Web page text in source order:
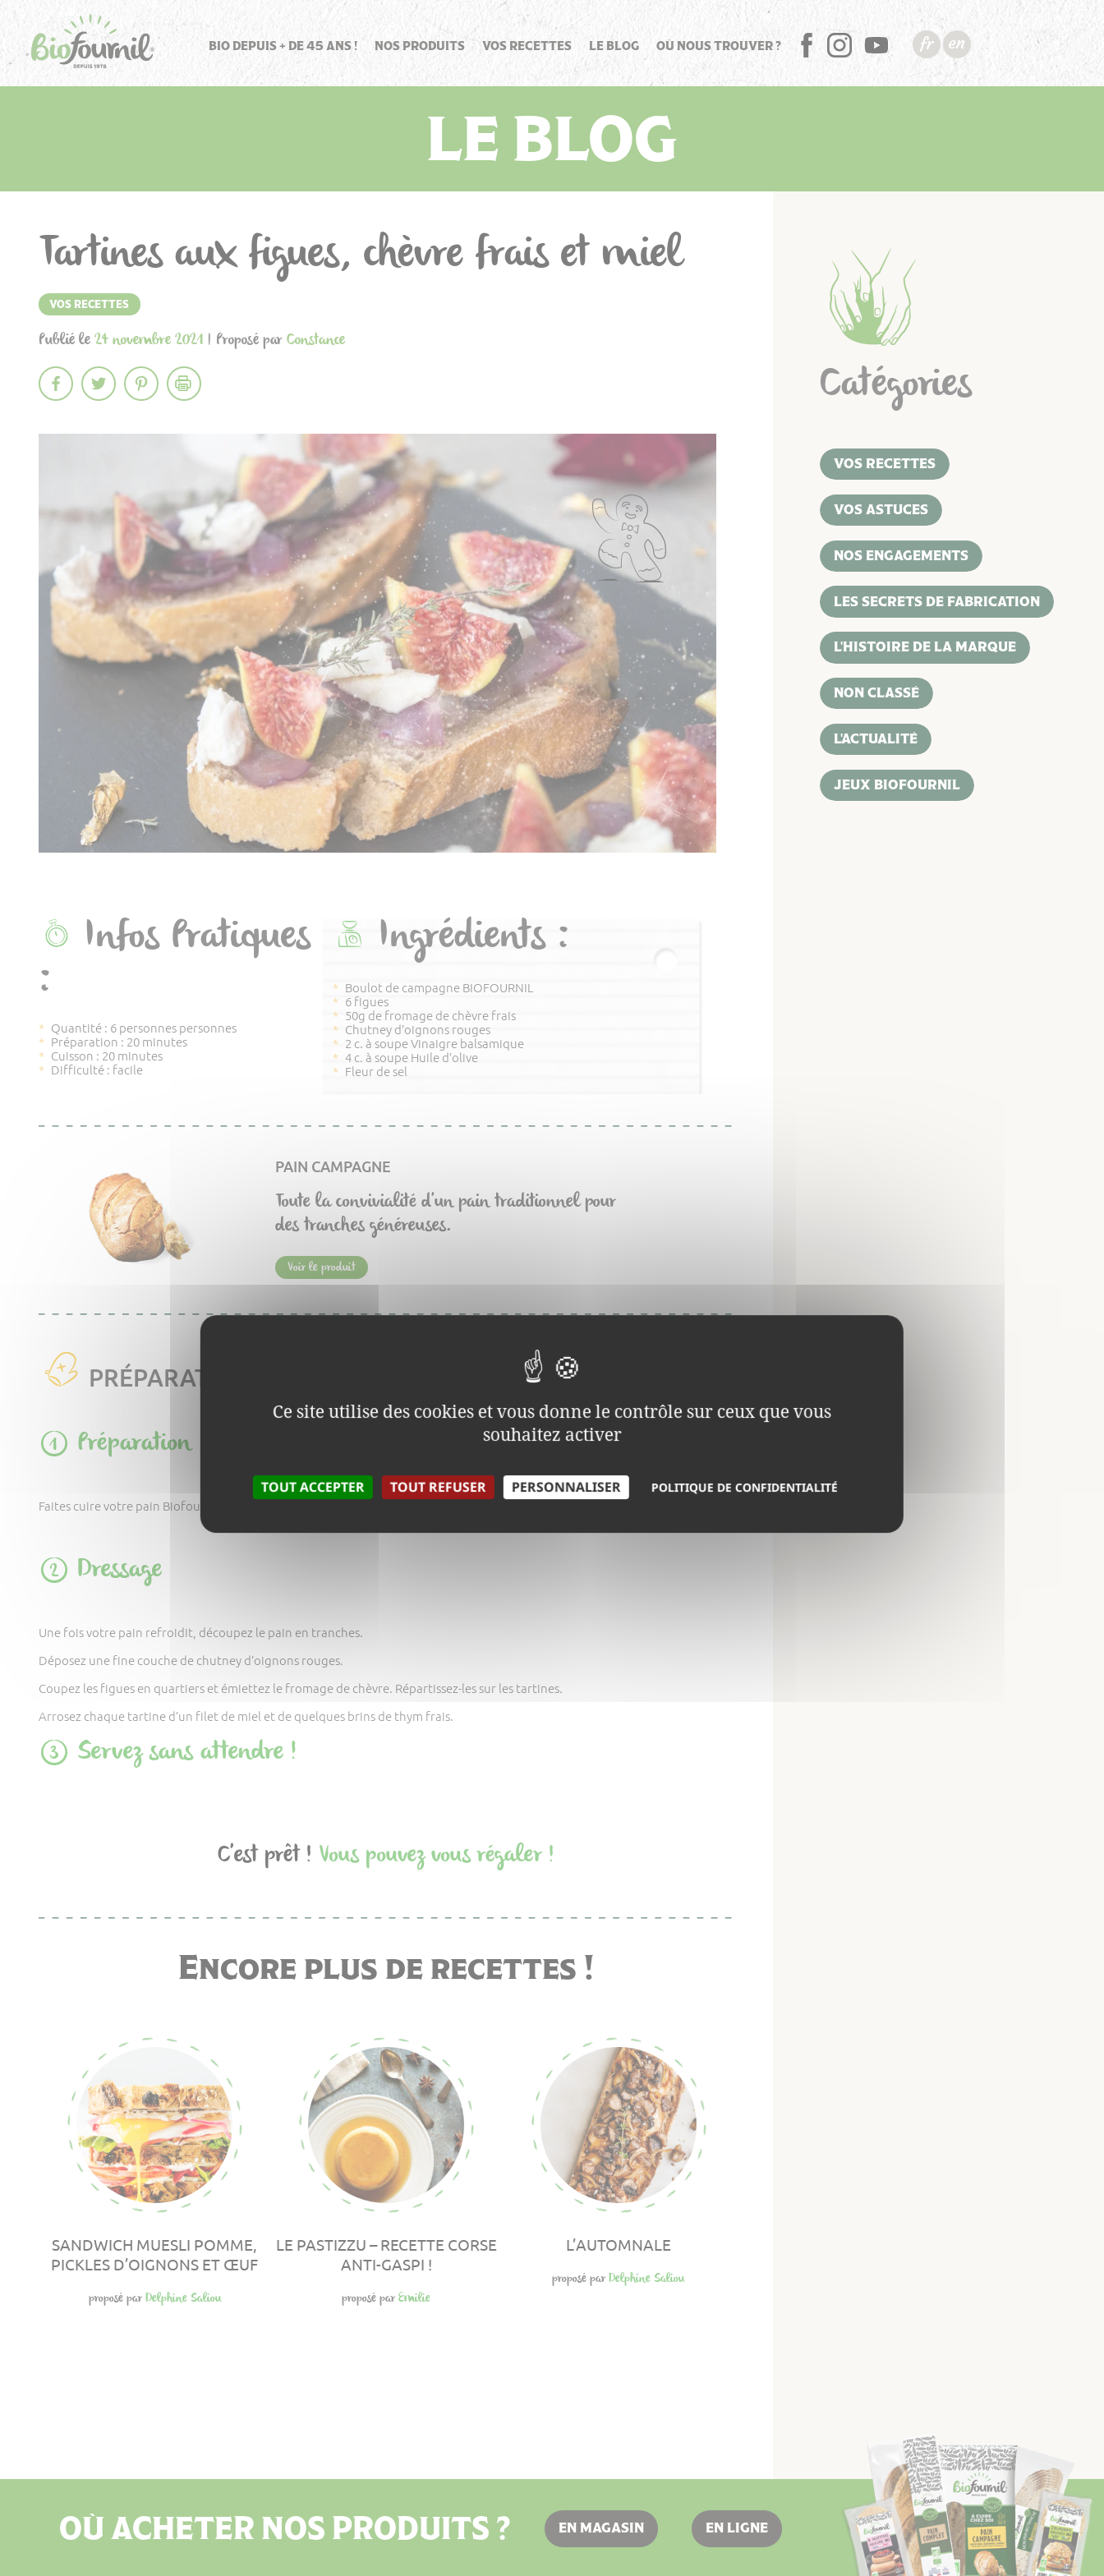
BIO DEPUIS + DE 45 ANS ! NOS PRODUITS VOS RECETTES LE BLOG OÙ NOUS TROUVER ? FB INSTA YT
LE BLOG
Catégories
VOS RECETTES
VOS ASTUCES
NOS ENGAGEMENTS
LES SECRETS DE FABRICATION
L'HISTOIRE DE LA MARQUE
NON CLASSÉ
L'ACTUALITÉ
JEUX BIOFOURNIL
Tartines aux figues, chèvre frais et miel
VOS RECETTES
Publié le24 novembre 2021 | Proposé parConstance
Infos Pratiques
:
Quantité : 6 personnes personnes
Préparation : 20 minutes
Cuisson : 20 minutes
Difficulté : facile
Ingrédients :
Boulot de campagne BIOFOURNIL
6 figues
50g de fromage de chèvre frais
Chutney d’oignons rouges
2 c. à soupe Vinaigre balsamique
4 c. à soupe Huile d’olive
Fleur de sel
PAIN CAMPAGNE
Toute la convivialité d'un pain traditionnel pour
des tranches généreuses.
Voir le produit
PRÉPARATION
Préparation
Faites cuire votre pain Biofournil au four comme indiqué sur l'emballage.
Dressage
Une fois votre pain refroidit, découpez le pain en tranches.
Déposez une fine couche de chutney d’oignons rouges.
Coupez les figues en quartiers et émiettez le fromage de chèvre. Répartissez-les sur les tartines.
Arrosez chaque tartine d’un filet de miel et de quelques brins de thym frais.
Servez sans attendre !
C'est prêt ! Vous pouvez vous régaler !
Encore plus de recettes !
SANDWICH MUESLI POMME,
PICKLES D’OIGNONS ET ŒUF
proposé par Delphine Saliou
LE PASTIZZU – RECETTE CORSE
ANTI-GASPI !
proposé parEmilie
L’AUTOMNALE
proposé parDelphine Saliou
OÙ ACHETER NOS PRODUITS ? EN MAGASIN EN LIGNE
Panneau de gestion des cookies
Ce site utilise des cookies et vous donne le contrôle sur ceux que vous
souhaitez activer
TOUT ACCEPTER TOUT REFUSER PERSONNALISER POLITIQUE DE CONFIDENTIALITÉ